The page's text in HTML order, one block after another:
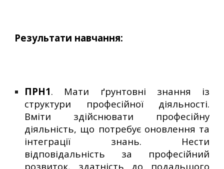
Результати навчання:
ПРН1. Мати ґрунтовні знання із
структури професійної діяльності.
Вміти здійснювати професійну
діяльність, що потребує оновлення та
інтеграції знань. Нести
відповідальність за професійний
розвиток, здатність до подальшого